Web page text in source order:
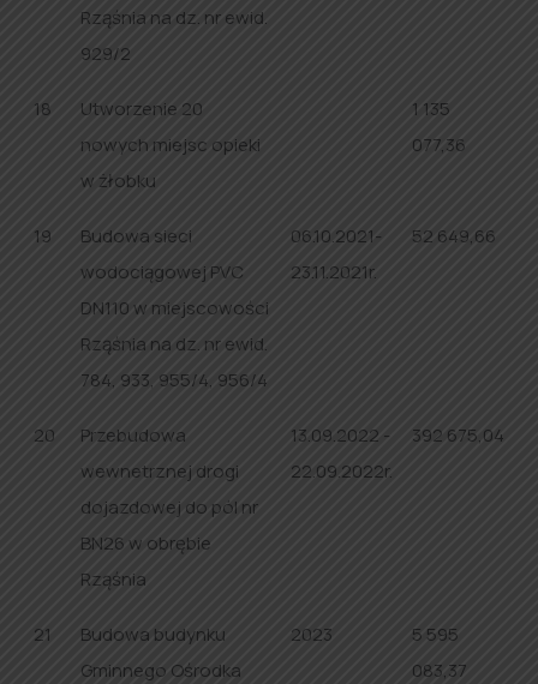
Rząśnia na dz. nr ewid.
929/2
18
Utworzenie 20
nowych miejsc opieki
w żłobku
1 135
077,36
19
Budowa sieci
wodociągowej PVC
DN110 w miejscowości
Rząśnia na dz. nr ewid.
784, 933, 955/4, 956/4
06.10.2021-
23.11.2021r.
52 649,66
20
Przebudowa
wewnetrznej drogi
dojazdowej do pól nr
BN26 w obrębie
Rząśnia
13.09.2022 -
22.09.2022r.
392 675,04
21
Budowa budynku
Gminnego Ośrodka
2023
5 595
083,37